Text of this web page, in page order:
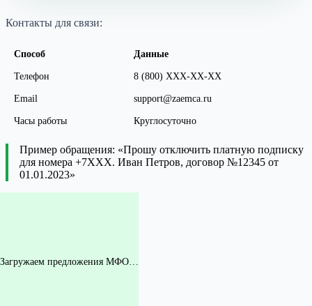
Контакты для связи:
Способ Данные
Телефон 8 (800) XXX-XX-XX
Email support@zaemca.ru
Часы работы Круглосуточно
Пример обращения: «Прошу отключить платную подписку
для номера +7XXX. Иван Петров, договор №12345 от
01.01.2023»
Загружаем предложения МФО…